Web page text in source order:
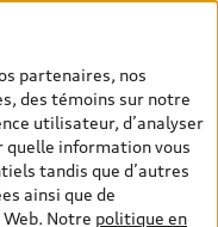
de vente établis par les
les taxes
et les frais
les taxes de
prix de l’estimateur de
au moyen de l’onglet
s’il a été
partenaires, nos
des témoins sur notre
utilisateur, d’analyser
quelle information vous
tandis que d’autres
ainsi que de
Notre politique en